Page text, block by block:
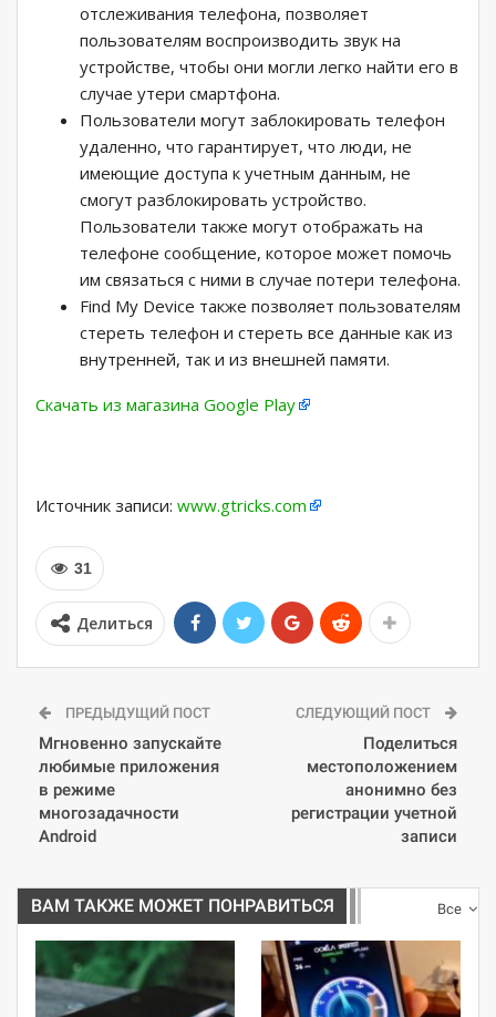
отслеживания телефона, позволяет
пользователям воспроизводить звук на
устройстве, чтобы они могли легко найти его в
случае утери смартфона.
Пользователи могут заблокировать телефон
удаленно, что гарантирует, что люди, не
имеющие доступа к учетным данным, не
смогут разблокировать устройство.
Пользователи также могут отображать на
телефоне сообщение, которое может помочь
им связаться с ними в случае потери телефона.
Find My Device также позволяет пользователям
стереть телефон и стереть все данные как из
внутренней, так и из внешней памяти.
Скачать из магазина Google Play
Источник записи: www.gtricks.com
31
Делиться
ПРЕДЫДУЩИЙ ПОСТ
Мгновенно запускайте
любимые приложения
в режиме
многозадачности
Android
СЛЕДУЮЩИЙ ПОСТ
Поделиться
местоположением
анонимно без
регистрации учетной
записи
Все
ВАМ ТАКЖЕ МОЖЕТ ПОНРАВИТЬСЯ